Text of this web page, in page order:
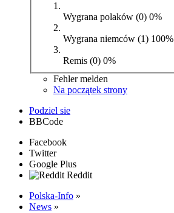
Wygrana polaków (0) 0%
Wygrana niemców (1) 100%
Remis (0) 0%
Fehler melden
Na początek strony
Podziel sie
BBCode
Facebook
Twitter
Google Plus
Reddit
Polska-Info »
News »